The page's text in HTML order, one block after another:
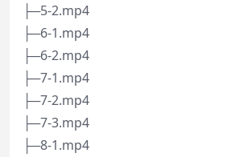
├─5-2.mp4
├─6-1.mp4
├─6-2.mp4
├─7-1.mp4
├─7-2.mp4
├─7-3.mp4
├─8-1.mp4